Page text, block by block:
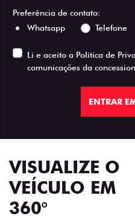
Preferência de contato:
Whatsapp
Telefone
Li e aceito a Política de
comunicações da
ENTRAR
VISUALIZE O
VEÍCULO EM
360°